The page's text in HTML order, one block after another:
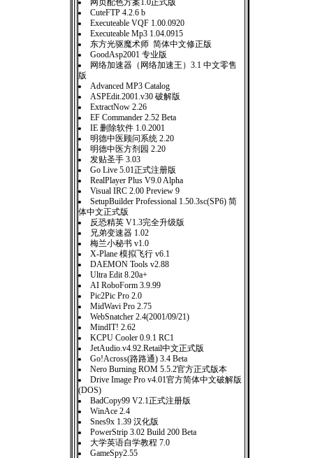
网页配色方案1.0正式版
CuteFTP 4.2.6 b
Executeable VQF 1.00.0920
Executeable Mp3 1.04.0915
东方光驱魔术师 简体中文修正版
GoodAsp2001 专业版
网络加速器（网络加速王）3.1 中文零售
版
Advanced MP3 Catalog
ASPEdit.2001.v30 破解版
ExtractNow 2.26
EF Commander 2.52 Beta
IE 删除软件 1.0.2001
明德中医顾问系统 2.20
明德中医方剂园 2.20
发贴圣手 3.03
Go Live 5.01正式注册版
RealPlayer Plus V9.0 Alpha
Visual IRC 2.00 Preview 9
SetupBuilder Professional 1.50.3sc(SP6) 简
体中文正式版
反恐精英 V1.3完全升级版
兄弟变速器 1.02
梅兰小秘书 v1.0
X-Plane 模拟飞行 v6.1
DAEMON Tools v2.88
Ultra Edit 8.20a+
AI RoboForm 3.9.99
Pic2Pic Pro 2.0
MidWavi Pro 2.75
WebSnatcher 2.4(2001/09/21)
MindIT! 2.62
KCPU Cooler 0.9.1 RC1
JetAudio.v4.92.Retail中文正式版
Go!Across(路路通) 3.4 Beta
Nero Burning ROM 5.5.2官方正式版本
Drive Image Pro v4.01官方简体中文破解版
(DOS)
BadCopy99 V2.1正式注册版
WinAce 2.4
Snes9x 1.39 汉化版
PowerStrip 3.02 Build 200 Beta
大学英语自学教程 7.0
GameSpy2.55